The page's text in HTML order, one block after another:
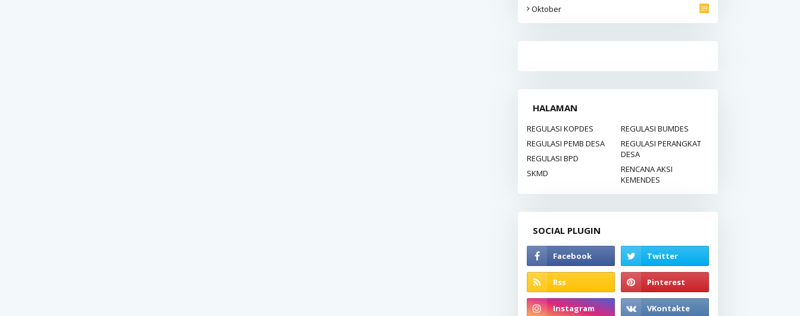
Oktober 39
HALAMAN
REGULASI KOPDES
REGULASI BUMDES
REGULASI PEMB DESA
REGULASI PERANGKAT
DESA
REGULASI BPD
RENCANA AKSI
KEMENDES
SKMD
SOCIAL PLUGIN